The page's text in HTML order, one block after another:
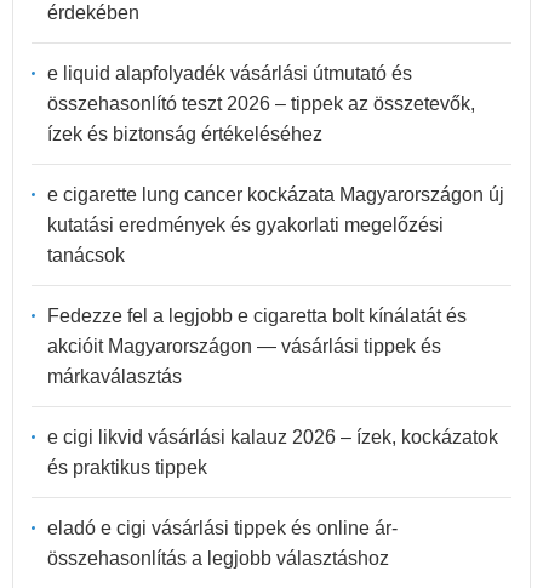
érdekében
e liquid alapfolyadék vásárlási útmutató és
összehasonlító teszt 2026 – tippek az összetevők,
ízek és biztonság értékeléséhez
e cigarette lung cancer kockázata Magyarországon új
kutatási eredmények és gyakorlati megelőzési
tanácsok
Fedezze fel a legjobb e cigaretta bolt kínálatát és
akcióit Magyarországon — vásárlási tippek és
márkaválasztás
e cigi likvid vásárlási kalauz 2026 – ízek, kockázatok
és praktikus tippek
eladó e cigi vásárlási tippek és online ár-
összehasonlítás a legjobb választáshoz